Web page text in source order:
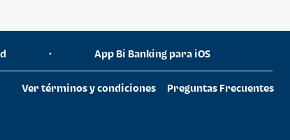
• App Bi Banking para iOS
Ver términos y condiciones Preguntas Frecuentes